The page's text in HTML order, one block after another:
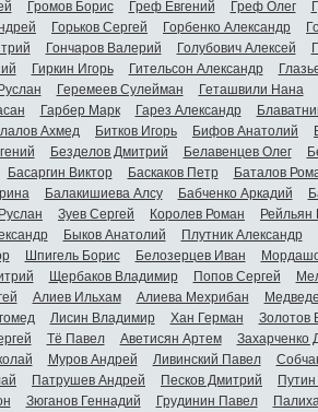
Громов Борис Греф Евгений Греф Олег
Горьков Сергей Горбенко Александр
Гончаров Валерий Голубович Алексей
Гиркин Игорь Гительсон Александр
Геремеев Сулейман
Геташвили Нана
Гарбер Марк Гарез Александр
Ахмед Битков Игорь Бифов Анатолий
Безделов Дмитрий Белавенцев Олег
Басаргин Виктор Баскаков Петр
Баталов
Балакишиева Алсу Бабченко Аркадий
Зуев Сергей Королев Роман
Быков Анатолий Плутник Александр
Шпигель Борис Белозерцев Иван
Щербаков Владимир Попов Сергей
Алиев Ильхам Алиева Мехрибан
Лисин Владимир Хан Герман
Золотов
Тё Павел Аветисян Артем
Захарченко
Муров Андрей Ливинский Павел
Патрушев Андрей Песков Дмитрий
Зюганов Геннадий Грудинин Павел